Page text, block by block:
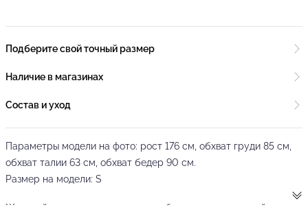
Подберите свой точный размер
Наличие в магазинах
Состав и уход
Параметры модели на фото: рост 176 см, обхват груди 85 см,
обхват талии 63 см, обхват бедер 90 см.
Размер на модели: S
Женский топ ярко-алого цвета от бренда танцевальной